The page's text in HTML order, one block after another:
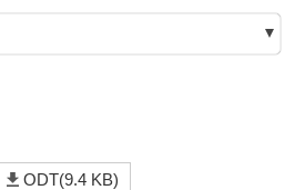
ODT(9.4 KB)